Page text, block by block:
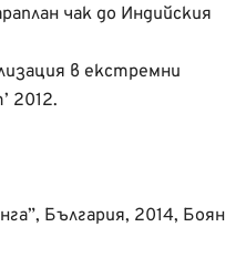
чак до Индийския
в екстремни
2012.
България, 2014, Боян